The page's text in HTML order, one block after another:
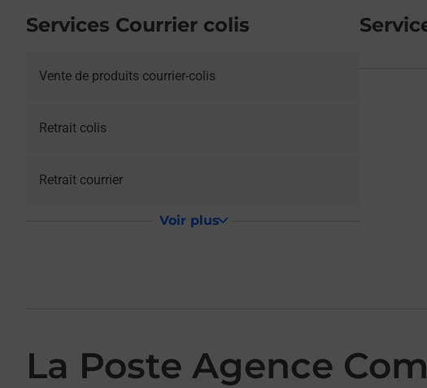
Services Courrier colis
Vente de produits courrier-colis
Retrait colis
Retrait courrier
Voir plus
La Poste Agence